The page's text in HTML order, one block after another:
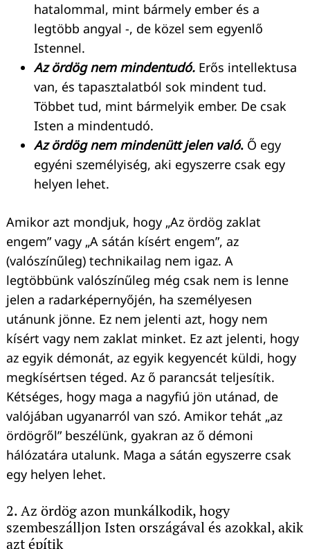
hatalommal, mint bármely ember és a
legtöbb angyal -, de közel sem egyenlő
Istennel.
Az ördög nem mindentudó. Erős intellektusa
van, és tapasztalatból sok mindent tud.
Többet tud, mint bármelyik ember. De csak
Isten a mindentudó.
Az ördög nem mindenütt jelen való. Ő egy
egyéni személyiség, aki egyszerre csak egy
helyen lehet.
Amikor azt mondjuk, hogy „Az ördög zaklat
engem” vagy „A sátán kísért engem”, az
(valószínűleg) technikailag nem igaz. A
legtöbbünk valószínűleg még csak nem is lenne
jelen a radarképernyőjén, ha személyesen
utánunk jönne. Ez nem jelenti azt, hogy nem
kísért vagy nem zaklat minket. Ez azt jelenti, hogy
az egyik démonát, az egyik kegyencét küldi, hogy
megkísértsen téged. Az ő parancsát teljesítik.
Kétséges, hogy maga a nagyfiú jön utánad, de
valójában ugyanarról van szó. Amikor tehát „az
ördögről” beszélünk, gyakran az ő démoni
hálózatára utalunk. Maga a sátán egyszerre csak
egy helyen lehet.
2. Az ördög azon munkálkodik, hogy
szembeszálljon Isten országával és azokkal, akik
azt építik
Keresés: